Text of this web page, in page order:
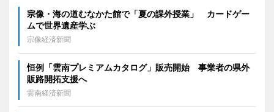
宗像・海の道むなかた館で「夏の課外授業」 カードゲー
ムで世界遺産学ぶ
宗像経済新聞
恒例「雲南プレミアムカタログ」販売開始 事業者の県外
販路開拓支援へ
雲南経済新聞